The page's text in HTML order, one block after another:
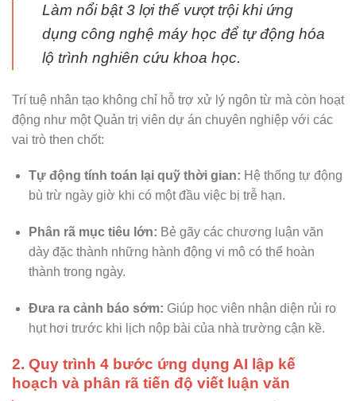
Làm nổi bật 3 lợi thế vượt trội khi ứng
dụng công nghệ máy học để tự động hóa
lộ trình nghiên cứu khoa học.
Trí tuệ nhân tạo không chỉ hỗ trợ xử lý ngôn từ mà còn hoạt
động như một Quản trị viên dự án chuyên nghiệp với các
vai trò then chốt:
Tự động tính toán lại quỹ thời gian: Hệ thống tự động
bù trừ ngày giờ khi có một đầu việc bị trễ hạn.
Phân rã mục tiêu lớn: Bẻ gãy các chương luận văn
dày đặc thành những hành động vi mô có thể hoàn
thành trong ngày.
Đưa ra cảnh báo sớm: Giúp học viên nhận diện rủi ro
hụt hơi trước khi lịch nộp bài của nhà trường cận kề.
2. Quy trình 4 bước ứng dụng AI lập kế
hoạch và phân rã tiến độ viết luận văn